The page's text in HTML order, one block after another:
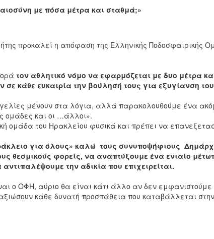
με πόσα μέτρα και σταθμά;»
προκαλεί η απόφαση της Ελληνικής Ποδοσφαιρικής
τον αθλητικό νόμο να εφαρμόζεται με δυο μέτρα
σε κάθε ευκαιρία την βούλησή τους για εξυγίανση
μένουν στα λόγια, αλλά παρακολουθούμε ένα
ομάδες και οι …άλλοι».
ομάδα του Ηρακλείου φυσικά και πρέπει να
για όλους» καλώ τους συνυποψήφιους
θεσμικούς φορείς, να αναπτύξουμε ένα ενιαίο
την αδικία που επιχειρείται.
ο ΟΦΗ, αύριο θα είναι κάτι άλλο αν δεν εμφανιστούμε
κάθε δυνατή προσπάθεια που καταβάλλεται